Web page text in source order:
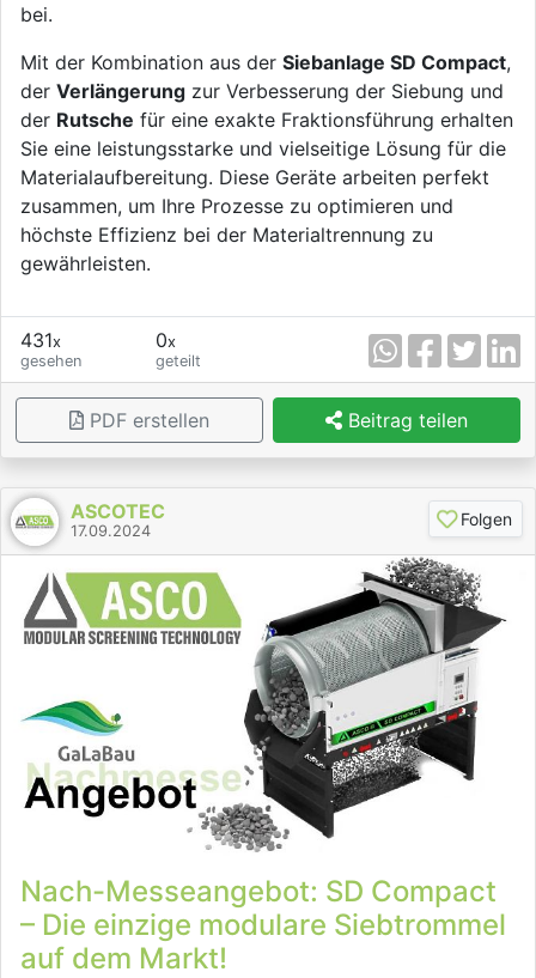
bei.
Mit der Kombination aus der Siebanlage SD Compact,
der Verlängerung zur Verbesserung der Siebung und
der Rutsche für eine exakte Fraktionsführung erhalten
Sie eine leistungsstarke und vielseitige Lösung für die
Materialaufbereitung. Diese Geräte arbeiten perfekt
zusammen, um Ihre Prozesse zu optimieren und
höchste Effizienz bei der Materialtrennung zu
gewährleisten.
431x
gesehen
0x
geteilt
PDF erstellen Beitrag teilen
ASCOTEC
17.09.2024
Folgen
Nach-Messeangebot: SD Compact
– Die einzige modulare Siebtrommel
auf dem Markt!